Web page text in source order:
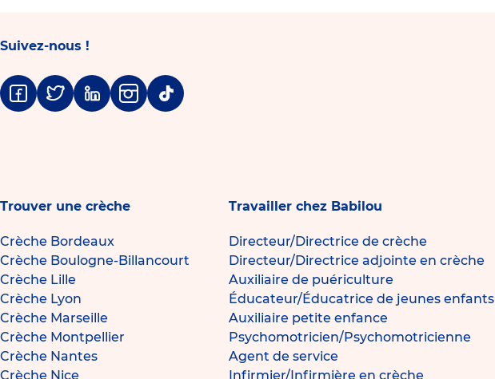
Suivez-nous !
Facebook
TwitterLinkedinInstagram
Tiktok
Trouver une crèche
Crèche Bordeaux
Crèche Boulogne-Billancourt
Crèche Lille
Crèche Lyon
Crèche Marseille
Crèche Montpellier
Crèche Nantes
Crèche Nice
Travailler chez Babilou
Directeur/Directrice de crèche
Directeur/Directrice adjointe en crèche
Auxiliaire de puériculture
Éducateur/Éducatrice de jeunes enfants
Auxiliaire petite enfance
Psychomotricien/Psychomotricienne
Agent de service
Infirmier/Infirmière en crèche